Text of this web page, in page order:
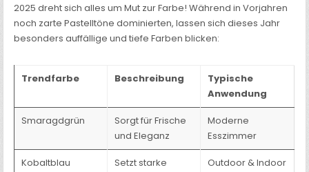
2025 dreht sich alles um Mut zur Farbe! Während in Vorjahren
noch zarte Pastelltöne dominierten, lassen sich dieses Jahr
besonders auffällige und tiefe Farben blicken:
Trendfarbe Beschreibung
Typische
Anwendung
Smaragdgrün
Sorgt für Frische
und Eleganz
Moderne
Esszimmer
Kobaltblau
Setzt starke
Outdoor & Indoor